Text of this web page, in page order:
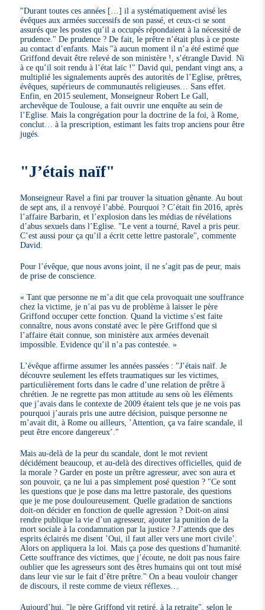
"Durant toutes ces années […] il a systématiquement avisé les
évêques aux armées successifs de son passé, et ceux-ci se sont
assurés que les postes qu’il a occupés répondaient à la nécessité de
prudence." De prudence ? De fait, le prêtre n’était plus à ce poste
au contact d’enfants. Mais "à aucun moment il n’a été estimé que
Griffond devait être relevé de son ministère !, s’étrangle David. Ni
à ce qu’il soit rendu à l’état laïc !" David qui, pendant vingt ans, a
multiplié les signalements auprès des autorités de l’Eglise, prêtres,
évêques, supérieurs de communautés religieuses… Sans effet.
Enfin, en 2015 seulement, Monseigneur Robert Le Gall,
archevêque de Toulouse, a fait ouvrir une enquête au sein de
l’Eglise. Mais la congrégation pour la doctrine de la foi, à Rome,
conclut… à la prescription, estimant les faits trop anciens pour être
jugés.
"J’étais naïf"
Monseigneur Ravel a fini par trouver la situation gênante. Au bout
de sept ans, il a renvoyé l’abbé. Pourquoi ? C’était fin 2016, après
l’affaire Barbarin, et l’explosion dans les médias de révélations
d’abus sexuels dans l’Eglise. "Le vent a tourné, Ravel a pris peur.
C’est aussi pour ça qu’il a écrit cette lettre pastorale", commente
David.
Pour l’évêque, que nous avons joint, il ne s’agit pas de peur, mais
de prise de conscience.
« Tant que personne ne m’a dit que cela provoquait une souffrance
chez la victime, je n’ai pas vu de problème à laisser le père
Griffond occuper cette fonction. Quand la victime s’est faite
connaître, nous avons constaté avec le père Griffond que si
l’affaire était connue, son ministère aux armées devenait
impossible. Evidence qu’il n’a pas contestée. »
L’évêque affirme assumer les années passées : "J’étais naïf. Je
découvre seulement les effets traumatiques sur les victimes,
particulièrement forts dans le cadre d’une relation de prêtre à
chrétien. Je ne regrette pas mon attitude au sens où les éléments
que j’avais dans le contexte de 2009 étaient tels que je ne vois pas
pourquoi j’aurais pris une autre décision, puisque personne ne
m’avait dit, à Rome ou ailleurs, ’Attention, ça va faire scandale, il
peut être encore dangereux’."
Mais au-delà de la peur du scandale, dont le mot revient
décidément beaucoup, et au-delà des directives officielles, quid de
la morale ? Garder en poste un prêtre agresseur, avec son aura et
son pouvoir, ça ne lui a pas simplement posé question ? "Ce sont
les questions que je pose dans ma lettre pastorale, des questions
que je me pose douloureusement. Quelle gradation de sanctions
doit-on décider en fonction de quelle agression ? Doit-on ainsi
rendre publique la vie d’un agresseur, ajouter la punition de la
mort sociale à la condamnation par la justice ? J’attends que des
esprits éclairés me disent ’Oui, il faut aller vers une mort civile’.
Alors on appliquera la loi. Mais ça pose des questions d’humanité.
Cette souffrance des victimes, que j’écoute, ne doit pas nous faire
oublier que les agresseurs sont des êtres humains qui ont tout misé
dans leur vie sur le fait d’être prêtre." On a beau vouloir changer
de discours, il reste comme de vieux réflexes…
Aujourd’hui, "le père Griffond vit retiré, à la retraite", selon le